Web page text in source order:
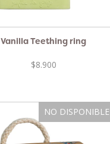
Vanilla Teething ring
$8.900
NO DISPONIBLE